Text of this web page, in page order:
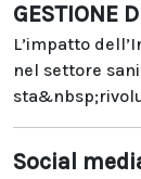
GESTIONE
L’impatto
nel settore
Social